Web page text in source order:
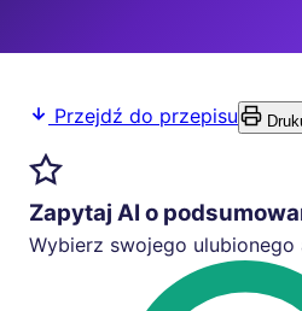
Przejdź do przepisu
Zapytaj AI o
Wybierz swojego ulubionego